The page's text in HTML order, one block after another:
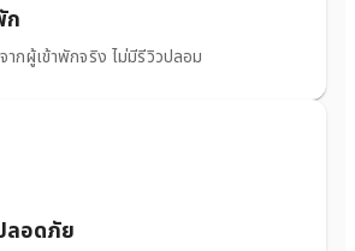
ก
ากผู้เข้าพักจริง ไม่มีรีวิวปลอม
อดภัย